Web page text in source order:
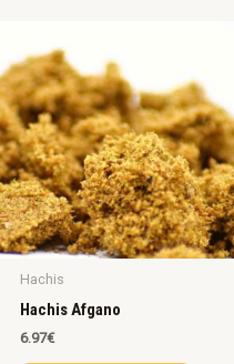
Hachis
Hachis Afgano
6.97€